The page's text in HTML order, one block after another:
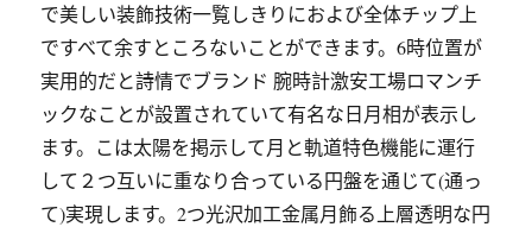
で美しい装飾技術一覧しきりにおよび全体チップ上
ですべて余すところないことができます。6時位置が
実用的だと詩情でブランド 腕時計激安工場ロマンチ
ックなことが設置されていて有名な日月相が表示し
ます。こは太陽を掲示して月と軌道特色機能に運行
して２つ互いに重なり合っている円盤を通じて(通っ
て)実現します。2つ光沢加工金属月飾る上層透明な円